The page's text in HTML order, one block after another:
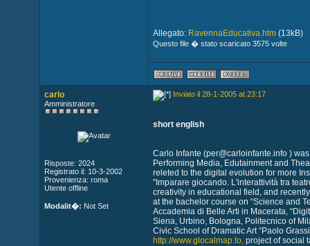
Allegato: RavennaEducativa.htm(13kB)
Questo file � stato scaricato 3575 volte
carlo
Amministratore
Risposte: 2024
Registrato il: 10-3-2002
Provenienza: roma
Utente offline
Modalit�: Not Set
Inviato il 28-1-2005 at 23:17
short english
Carlo Infante (per@carloinfante.info )
Performing Media, Edutainment and
releted to the digital evolution for more
"Imparare giocando. L'interattività tra
creativity in educational field, and
at the bachelor course on “Science and
Accademia di Belle Arti in Macerata,
Siena, Urbino, Bologna, Politecnico of
Civic School of Dramatic Art “Paolo
http://www.glocalmap.to,project of social